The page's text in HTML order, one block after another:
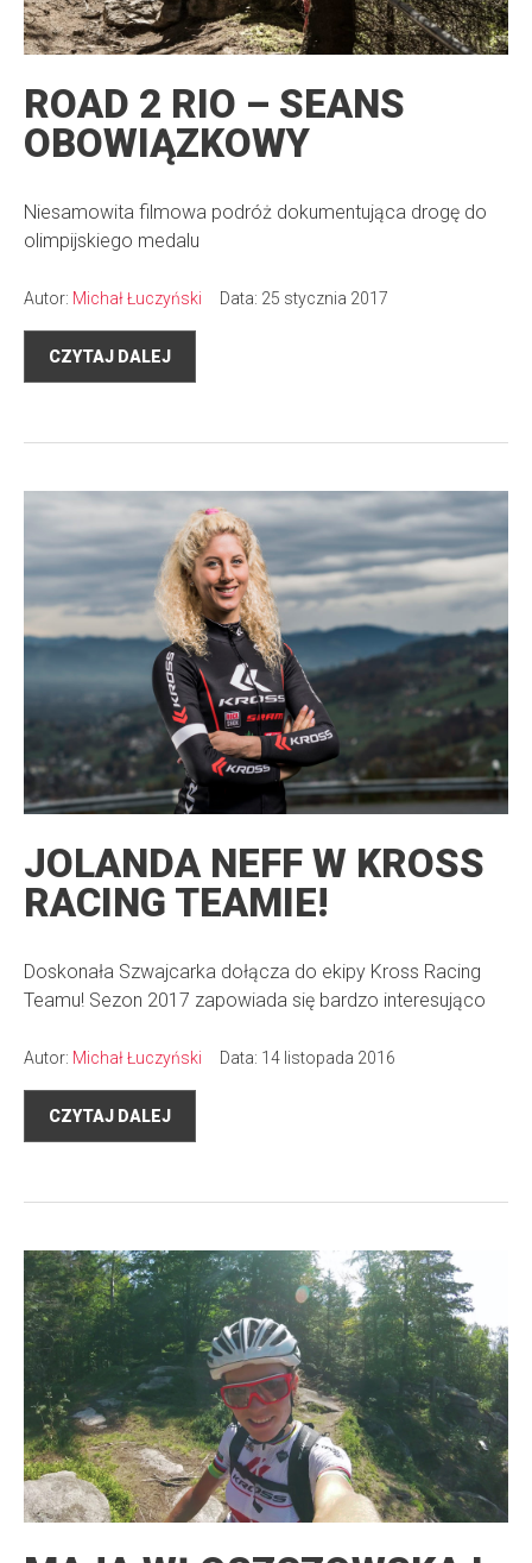
ROAD 2 RIO – SEANS
OBOWIĄZKOWY
Niesamowita filmowa podróż dokumentująca drogę do
olimpijskiego medalu
Autor: Michał Łuczyński Data: 25 stycznia 2017
CZYTAJ DALEJ
JOLANDA NEFF W KROSS
RACING TEAMIE!
Doskonała Szwajcarka dołącza do ekipy Kross Racing
Teamu! Sezon 2017 zapowiada się bardzo interesująco
Autor: Michał Łuczyński Data: 14 listopada 2016
CZYTAJ DALEJ